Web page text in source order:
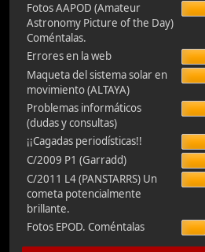
Fotos AAPOD (Amateur
Astronomy Picture of the Day)
Coméntalas.
Errores en la web
Maqueta del sistema solar en
movimiento (ALTAYA)
Problemas informáticos
(dudas y consultas)
¡¡Cagadas periodísticas!!
C/2009 P1 (Garradd)
C/2011 L4 (PANSTARRS) Un
cometa potencialmente
brillante.
Fotos EPOD. Coméntalas